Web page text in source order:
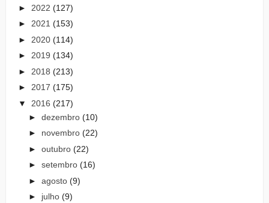
► 2022 (127)
► 2021 (153)
► 2020 (114)
► 2019 (134)
► 2018 (213)
► 2017 (175)
▼ 2016 (217)
► dezembro (10)
► novembro (22)
► outubro (22)
► setembro (16)
► agosto (9)
► julho (9)